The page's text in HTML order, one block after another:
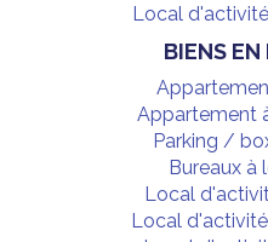
Local
BIENS
Appartement
Parking /
Bureaux à
Local
Local